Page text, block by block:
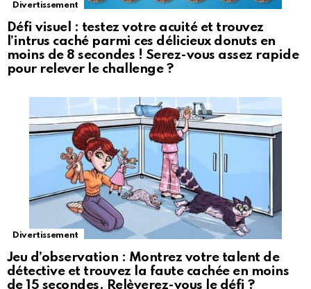
Divertissement
Défi visuel : testez votre acuité et trouvez
l’intrus caché parmi ces délicieux donuts en
moins de 8 secondes ! Serez-vous assez rapide
pour relever le challenge ?
Divertissement
Jeu d’observation : Montrez votre talent de
détective et trouvez la faute cachée en moins
de 15 secondes. Relèverez-vous le défi ?